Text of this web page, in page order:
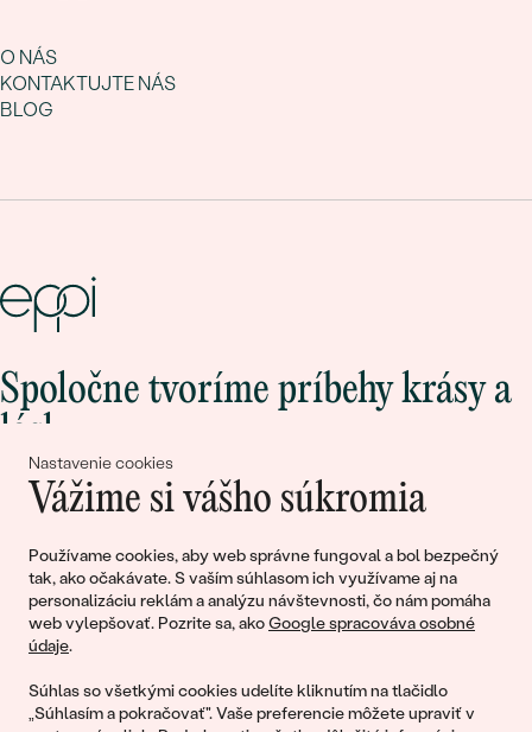
Nastavenie cookies
Vážime si vášho súkromia
Používame cookies, aby web správne fungoval a bol bezpečný
tak, ako očakávate. S vaším súhlasom ich využívame aj na
personalizáciu reklám a analýzu návštevnosti, čo nám pomáha
web vylepšovať. Pozrite sa, akoGoogle spracováva osobné
údaje.
Súhlas so všetkými cookies udelíte kliknutím na tlačidlo
„Súhlasím a pokračovať". Vaše preferencie môžete upraviť v
O NÁS
KONTAKTUJTE NÁS
BLOG
Spoločne tvoríme príbehy krásy a
lásky
Pripojte sa k nám!